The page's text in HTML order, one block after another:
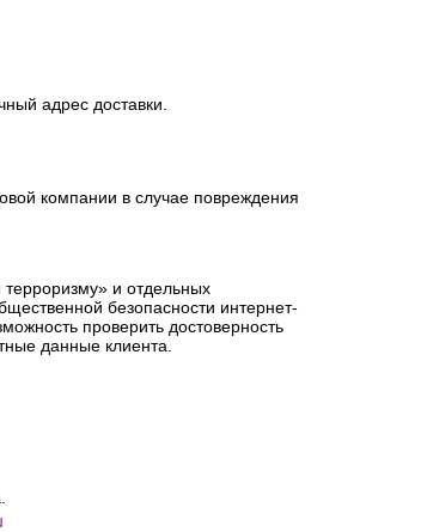
адрес доставки.
компании в случае повреждения
и отдельных
безопасности интернет-
проверить достоверность
данные клиента.